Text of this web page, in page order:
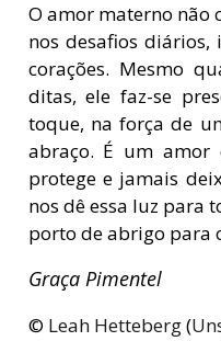
O amor materno não
nos desafios
corações. Mesmo
ditas, ele faz-se
toque, na força de
abraço. É um amor
protege e jamais
nos dê essa luz para
porto de abrigo para
Graça Pimentel
© Leah Hetteberg(